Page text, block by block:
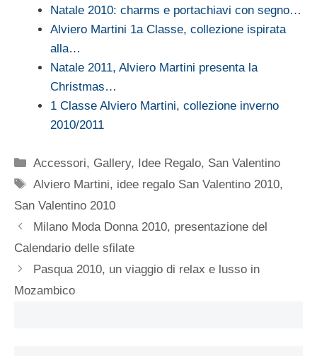
Natale 2010: charms e portachiavi con segno…
Alviero Martini 1a Classe, collezione ispirata
alla…
Natale 2011, Alviero Martini presenta la
Christmas…
1 Classe Alviero Martini, collezione inverno
2010/2011
Categorie
Accessori, Gallery, Idee Regalo, San Valentino
Tag
Alviero Martini, idee regalo San Valentino 2010,
San Valentino 2010
Milano Moda Donna 2010, presentazione del
Calendario delle sfilate
Pasqua 2010, un viaggio di relax e lusso in
Mozambico